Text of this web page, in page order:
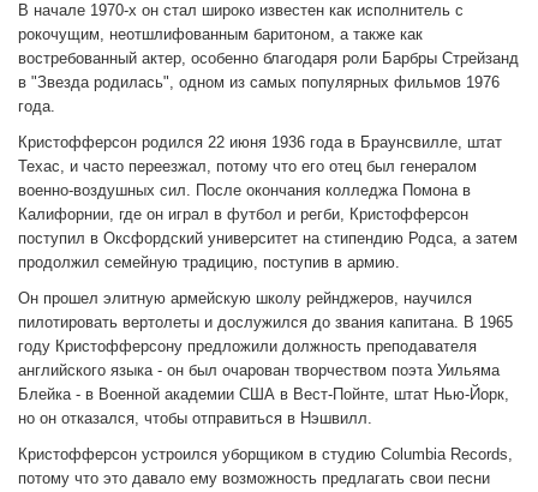
В начале 1970-х он стал широко известен как исполнитель с
рокочущим, неотшлифованным баритоном, а также как
востребованный актер, особенно благодаря роли Барбры Стрейзанд
в "Звезда родилась", одном из самых популярных фильмов 1976
года.
Кристофферсон родился 22 июня 1936 года в Браунсвилле, штат
Техас, и часто переезжал, потому что его отец был генералом
военно-воздушных сил. После окончания колледжа Помона в
Калифорнии, где он играл в футбол и регби, Кристофферсон
поступил в Оксфордский университет на стипендию Родса, а затем
продолжил семейную традицию, поступив в армию.
Он прошел элитную армейскую школу рейнджеров, научился
пилотировать вертолеты и дослужился до звания капитана. В 1965
году Кристофферсону предложили должность преподавателя
английского языка - он был очарован творчеством поэта Уильяма
Блейка - в Военной академии США в Вест-Пойнте, штат Нью-Йорк,
но он отказался, чтобы отправиться в Нэшвилл.
Кристофферсон устроился уборщиком в студию Columbia Records,
потому что это давало ему возможность предлагать свои песни